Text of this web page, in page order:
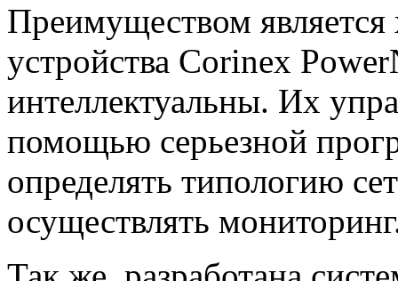
Преимуществом является
устройства Corinex
интеллектуальны. Их
помощью серьезной
определять типологию
осуществлять